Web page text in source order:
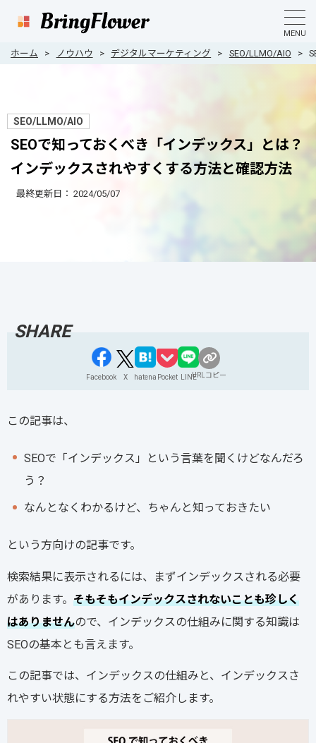
MENU
ホーム ノウハウ デジタルマーケティング SEO/LLMO/AIO
SEO/LLMO/AIO
SEOで知っておくべき「インデックス」とは？
インデックスされやすくする方法と確認方法
最終更新日： 2024/05/07
Facebook X hatena Pocket LINEURLコピー
この記事は、
SEOで「インデックス」という言葉を聞くけどなんだろ
う？
なんとなくわかるけど、ちゃんと知っておきたい
という方向けの記事です。
検索結果に表示されるには、まずインデックスされる必要
があります。 そもそもインデックスされないことも珍しく
はありませんので、インデックスの仕組みに関する知識は
SEOの基本とも言えます。
この記事では、インデックスの仕組みと、インデックスさ
れやすい状態にする方法をご紹介します。